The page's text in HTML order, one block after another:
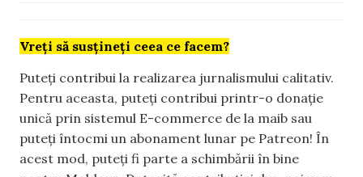
Vreți să susțineți ceea ce facem?
Puteți contribui la realizarea jurnalismului calitativ.
Pentru aceasta, puteți contribui printr-o donație
unică prin sistemul E-commerce de la maib sau
puteți întocmi un abonament lunar pe Patreon! În
acest mod, puteți fi parte a schimbării în bine